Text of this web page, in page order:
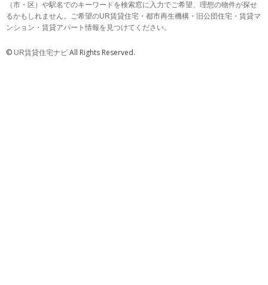
（市・区）や駅名でのキーワードを検索窓に入力でご希望、理想の物件が探せ
るかもしれません。ご希望のUR賃貸住宅・都市再生機構・旧公団住宅・賃貸マ
ンション・賃貸アパート情報を見つけてください。
© UR賃貸住宅ナビ All Rights Reserved.